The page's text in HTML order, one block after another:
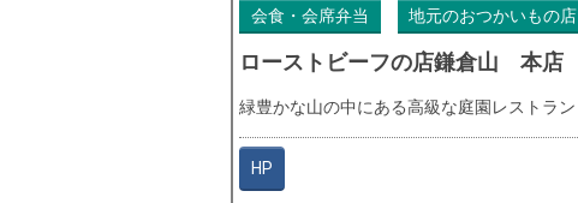
会食・会席弁当 地元のおつかいもの店
ローストビーフの店鎌倉山 本店
緑豊かな山の中にある高級な庭園レストラン
HP